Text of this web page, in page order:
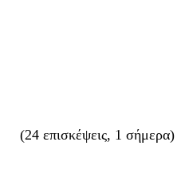
(24 επισκέψεις, 1 σήμερα)